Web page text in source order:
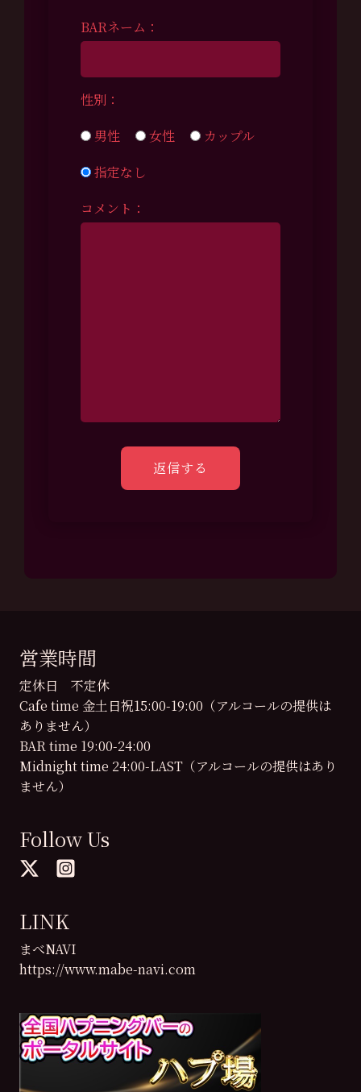
BARネーム：
性別：
男性
女性
カップル
指定なし
コメント：
営業時間
定休日 不定休
Cafe time 金土日祝15:00-19:00（アルコールの提供は
ありません）
BAR time 19:00-24:00
Midnight time 24:00-LAST（アルコールの提供はあり
ません）
Follow Us
LINK
まべNAVI
https://www.mabe-navi.com